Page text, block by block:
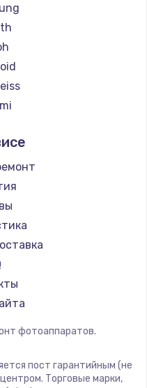
фотоаппаратов.
пост гарантийным (не
Торговые марки,